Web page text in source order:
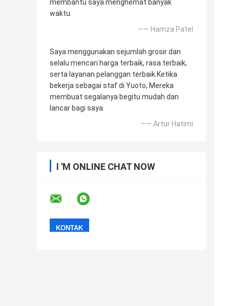
membantu saya menghemat banyak
waktu.
—— Hamza Patel
Saya menggunakan sejumlah grosir dan
selalu mencari harga terbaik, rasa terbaik,
serta layanan pelanggan terbaik.Ketika
bekerja sebagai staf di Yuoto, Mereka
membuat segalanya begitu mudah dan
lancar bagi saya.
—— Artur Hatimi
I 'M ONLINE CHAT NOW